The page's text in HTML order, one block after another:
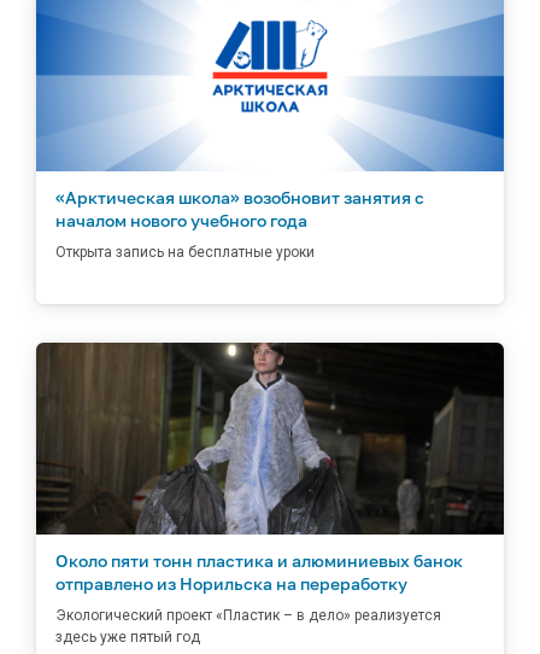
«Арктическая школа» возобновит занятия с
началом нового учебного года
Открыта запись на бесплатные уроки
Около пяти тонн пластика и алюминиевых банок
отправлено из Норильска на переработку
Экологический проект «Пластик – в дело» реализуется
здесь уже пятый год